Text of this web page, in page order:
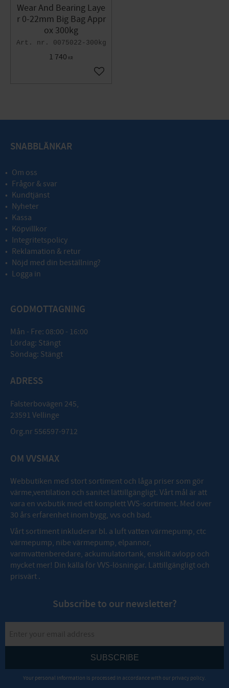
Wear And Bearing Laye
r 0-22mm Big Bag Appr
ox 300kg
0075022-300kg
1 740 KR
Add to favorites
SNABBLÄNKAR
Om oss
Frågor & svar
Kundtjänst
Nyheter
Kassa
Köpvillkor
Integritetspolicy
Reklamation & retur
Nöjd med din beställning?
Logga in
GODMOTTAGNING
Mån - Fre: 08:00 - 16:00
Lördag: Stängt
Söndag: Stängt
ADRESS
Falsterbovägen 245,
23591 Vellinge
Org.nr 556597-9712
OM VVSMAX
Webbutiken med stort sortiment och låga priser som gör
värme,ventilation och sanitet lättillgängligt. Vårt mål är att
vara en vvsbutik med ett komplett VVS-sortiment. Med över
30 års erfarenhet inom bygg, vvs och bad.
Vårt sortiment inkluderar bl. a luft vatten värmepump, ctc
värmepump, nibe värmepump, elpannor,
varmvattenberedare, ackumulatortank, enskilt avlopp och
mycket mer! Din källa för VVS-lösningar. Lättillgängligt och
prisvärt .
Subscribe to our newsletter?
SUBSCRIBE
Your personal information is processed in accordance with our privacy policy.